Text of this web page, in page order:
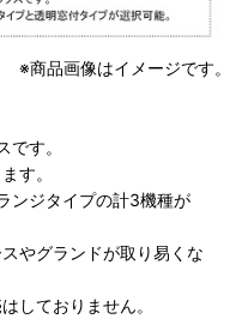
※商品画像はイメージです。
す。
す。
ンジタイプの計3機種が
やグランドが取り易くな
しておりません。